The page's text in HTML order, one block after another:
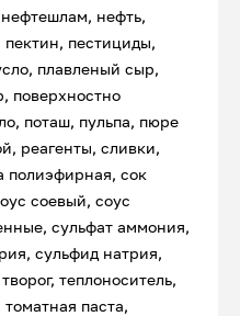
нефть,
пектин, пестициды,
плавленый сыр,
поверхностно
поташ, пульпа, пюре
реагенты, сливки,
полиэфирная, сок
соевый, соус
сульфат аммония,
сульфид натрия,
теплоноситель,
паста,